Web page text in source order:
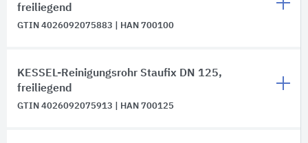
freiliegend
GTIN 4026092075883 | HAN 700100
KESSEL-Reinigungsrohr Staufix DN 125,
freiliegend
GTIN 4026092075913 | HAN 700125